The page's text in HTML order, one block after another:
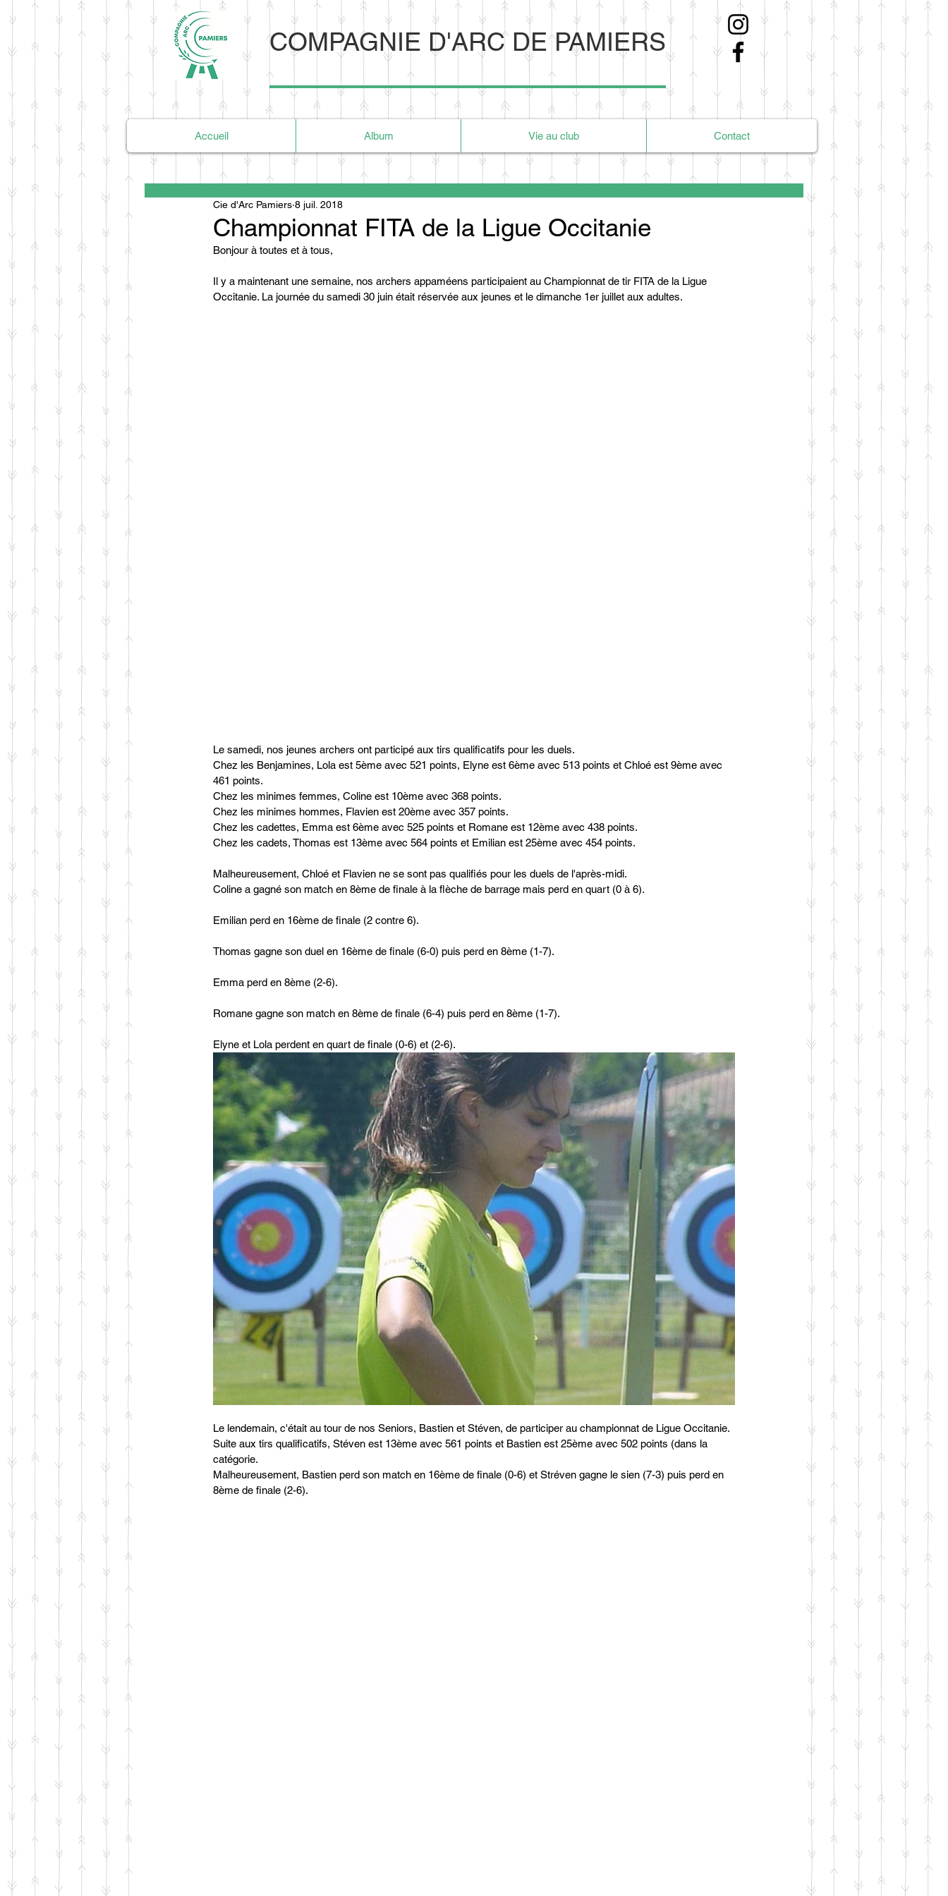
COMPAGNIE D'ARC DE PAMIERS
Accueil Album Vie au club Contact
Championnat FITA de la Ligue Occitanie
Cie d'Arc Pamiers 8 juil. 2018
Bonjour à toutes et à tous,
Il y a maintenant une semaine, nos archers appaméens participaient au Championnat de tir FITA de la Ligue
Occitanie. La journée du samedi 30 juin était réservée aux jeunes et le dimanche 1er juillet aux adultes.
Le samedi, nos jeunes archers ont participé aux tirs qualificatifs pour les duels.
Chez les Benjamines, Lola est 5ème avec 521 points, Elyne est 6ème avec 513 points et Chloé est 9ème avec
461 points.
Chez les minimes femmes, Coline est 10ème avec 368 points.
Chez les minimes hommes, Flavien est 20ème avec 357 points.
Chez les cadettes, Emma est 6ème avec 525 points et Romane est 12ème avec 438 points.
Chez les cadets, Thomas est 13ème avec 564 points et Emilian est 25ème avec 454 points.
Malheureusement, Chloé et Flavien ne se sont pas qualifiés pour les duels de l'après-midi.
Coline a gagné son match en 8ème de finale à la flèche de barrage mais perd en quart (0 à 6).
Emilian perd en 16ème de finale (2 contre 6).
Thomas gagne son duel en 16ème de finale (6-0) puis perd en 8ème (1-7).
Emma perd en 8ème (2-6).
Romane gagne son match en 8ème de finale (6-4) puis perd en 8ème (1-7).
Elyne et Lola perdent en quart de finale (0-6) et (2-6).
Le lendemain, c'était au tour de nos Seniors, Bastien et Stéven, de participer au championnat de Ligue Occitanie.
Suite aux tirs qualificatifs, Stéven est 13ème avec 561 points et Bastien est 25ème avec 502 points (dans la
catégorie.
Malheureusement, Bastien perd son match en 16ème de finale (0-6) et Stréven gagne le sien (7-3) puis perd en
8ème de finale (2-6).